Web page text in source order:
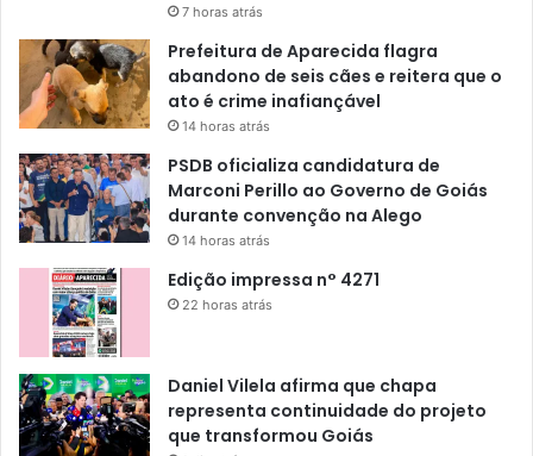
7 horas atrás
Prefeitura de Aparecida flagra
abandono de seis cães e reitera que o
ato é crime inafiançável
14 horas atrás
PSDB oficializa candidatura de
Marconi Perillo ao Governo de Goiás
durante convenção na Alego
14 horas atrás
Edição impressa n° 4271
22 horas atrás
Daniel Vilela afirma que chapa
representa continuidade do projeto
que transformou Goiás